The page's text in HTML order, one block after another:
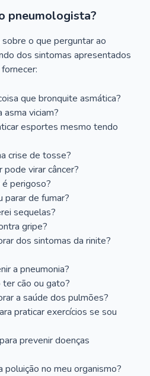
pneumologista?
o que perguntar ao
dos sintomas apresentados
que bronquite asmática?
viciam?
esportes mesmo tendo
crise de tosse?
pode virar câncer?
perigoso?
parar de fumar?
sequelas?
gripe?
dos sintomas da rinite?
a pneumonia?
cão ou gato?
a saúde dos pulmões?
praticar exercícios se sou
prevenir doenças
no meu organismo?